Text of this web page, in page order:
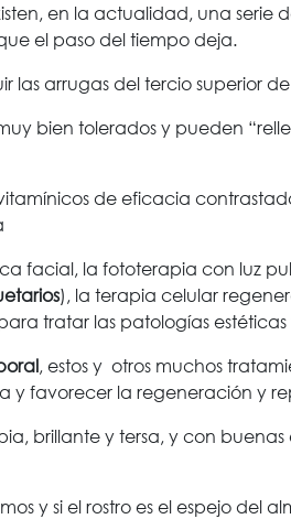
en la actualidad, una serie
el paso del tiempo deja.
las arrugas del tercio superior
bien tolerados y pueden
de eficacia
facial, la fototerapia con luz
), la terapia celular
tratar las patologías estéticas
, estos y otros muchos
favorecer la regeneración y
brillante y tersa, y con buenas
y si el rostro es el espejo del